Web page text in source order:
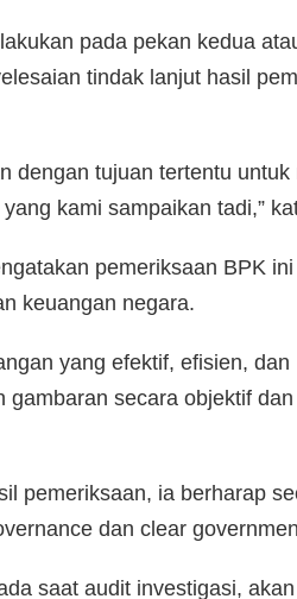
pada pekan kedua
tindak lanjut hasil
dengan tujuan tertentu untuk
kami sampaikan tadi,”
pemeriksaan BPK
keuangan negara.
yang efektif, efisien, dan
gambaran secara objektif dan
pemeriksaan, ia berharap
dan clear
saat audit investigasi,